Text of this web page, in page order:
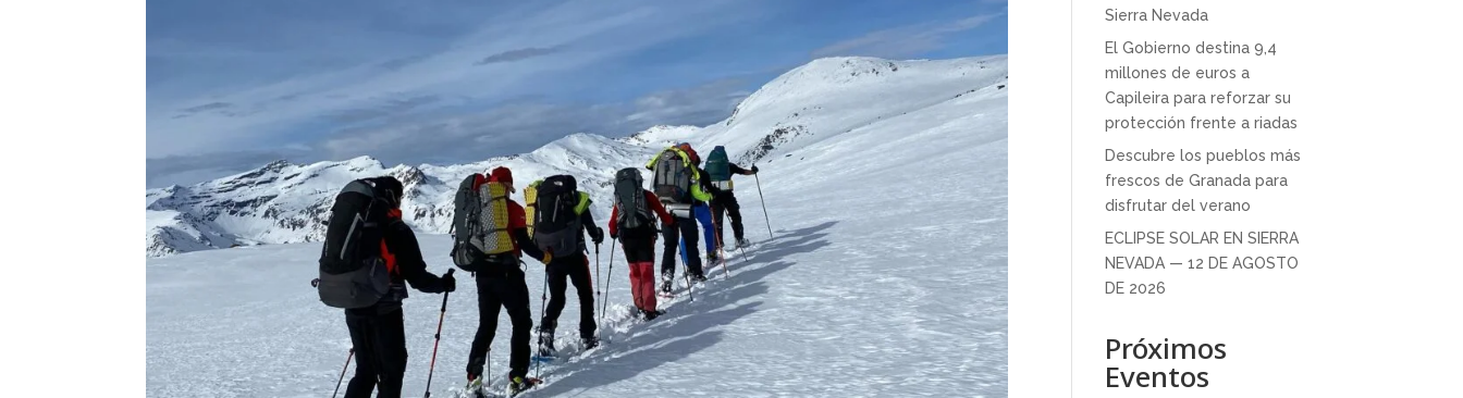
Sierra Nevada
El Gobierno destina 9,4
millones de euros a
Capileira para reforzar su
protección frente a riadas
Descubre los pueblos más
frescos de Granada para
disfrutar del verano
ECLIPSE SOLAR EN SIERRA
NEVADA — 12 DE AGOSTO
DE 2026
Próximos
Eventos